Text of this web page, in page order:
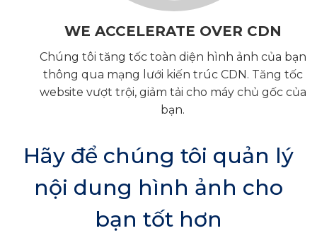
WE ACCELERATE OVER CDN
Chúng tôi tăng tốc toàn diện hình ảnh của bạn
thông qua mạng lưới kiến trúc CDN. Tăng tốc
website vượt trội, giảm tải cho máy chủ gốc của
bạn.
Hãy để chúng tôi quản lý
nội dung hình ảnh cho
bạn tốt hơn